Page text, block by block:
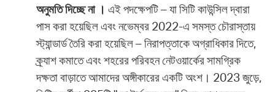
অনুমতি দিচ্ছে না । এই পদক্ষেপটি – যা সিটি কাউন্সিল দ্বারা
পাস করা হয়েছিল এবং নভেম্বর 2022-এ সমস্ত চৌরাস্তায়
স্ট্যান্ডার্ড তৈরি করা হয়েছিল – নিরাপত্তাকে অগ্রাধিকার দিতে,
ক্র্যাশ কমাতে এবং শহরের পরিবহন নেটওয়ার্কের সামগ্রিক
দক্ষতা বাড়াতে আমাদের অঙ্গীকারের একটি অংশ। 2023 জুড়ে,